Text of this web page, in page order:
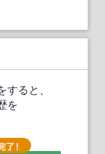
すると、
を